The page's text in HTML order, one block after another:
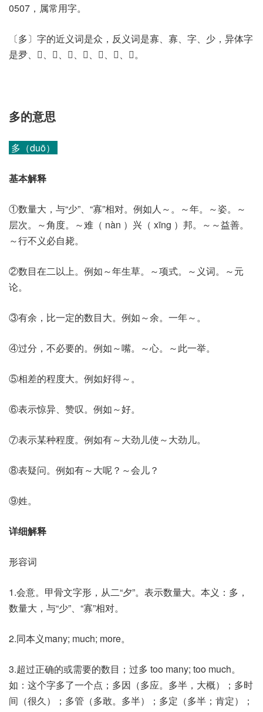
0507，属常用字。
〔多〕字的近义词是众，反义词是寡、寡、字、少，异体字
是夛、𠀰、𡏗、𡖇、𡖈、𡖩、𢑑、𢑰。
多的意思
多（duō）
基本解释
①数量大，与“少”、“寡”相对。例如人～。～年。～姿。～
层次。～角度。～难（ nàn ）兴（ xīng ）邦。～～益善。
～行不义必自毙。
②数目在二以上。例如～年生草。～项式。～义词。～元
论。
③有余，比一定的数目大。例如～余。一年～。
④过分，不必要的。例如～嘴。～心。～此一举。
⑤相差的程度大。例如好得～。
⑥表示惊异、赞叹。例如～好。
⑦表示某种程度。例如有～大劲儿使～大劲儿。
⑧表疑问。例如有～大呢？～会儿？
⑨姓。
详细解释
形容词
1.会意。甲骨文字形，从二“夕”。表示数量大。本义：多，
数量大，与“少”、“寡”相对。
2.同本义many; much; more。
3.超过正确的或需要的数目；过多 too many; too much。
如：这个字多了一个点；多因（多应。多半，大概）；多时
间（很久）；多管（多敢。多半）；多定（多半；肯定）；